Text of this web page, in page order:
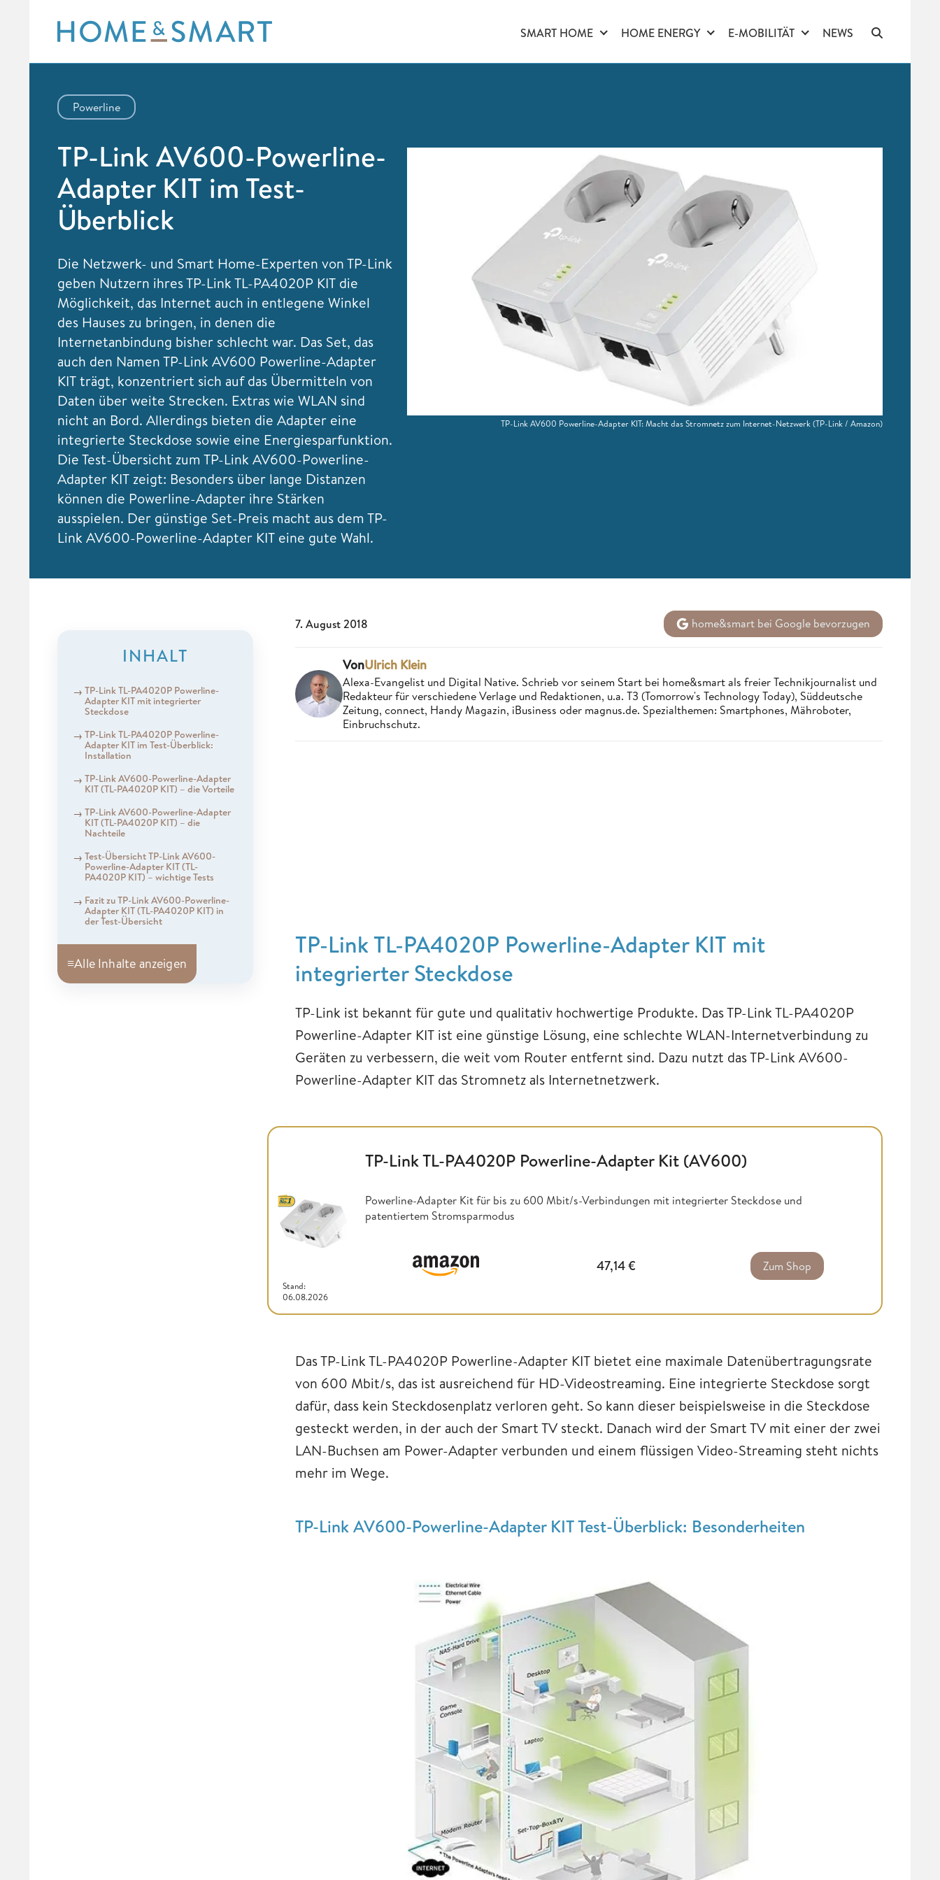
content
SMART HOME HOME ENERGY E-MOBILITÄT NEWS
Powerline
TP-Link AV600-Powerline-
Adapter KIT im Test-
Überblick
Die Netzwerk- und Smart Home-Experten von TP-Link
geben Nutzern ihres TP-Link TL-PA4020P KIT die
Möglichkeit, das Internet auch in entlegene Winkel
des Hauses zu bringen, in denen die
Internetanbindung bisher schlecht war. Das Set, das
auch den Namen TP-Link AV600 Powerline-Adapter
KIT trägt, konzentriert sich auf das Übermitteln von
Daten über weite Strecken. Extras wie WLAN sind
nicht an Bord. Allerdings bieten die Adapter eine
integrierte Steckdose sowie eine Energiesparfunktion.
Die Test-Übersicht zum TP-Link AV600-Powerline-
Adapter KIT zeigt: Besonders über lange Distanzen
können die Powerline-Adapter ihre Stärken
ausspielen. Der günstige Set-Preis macht aus dem TP-
Link AV600-Powerline-Adapter KIT eine gute Wahl.
TP-Link AV600 Powerline-Adapter KIT: Macht das Stromnetz zum Internet-Netzwerk(TP-Link / Amazon)
INHALT
TP-Link TL-PA4020P Powerline-
Adapter KIT mit integrierter
Steckdose
TP-Link TL-PA4020P Powerline-
Adapter KIT im Test-Überblick:
Installation
TP-Link AV600-Powerline-Adapter
KIT (TL-PA4020P KIT) – die Vorteile
TP-Link AV600-Powerline-Adapter
KIT (TL-PA4020P KIT) – die
Nachteile
Test-Übersicht TP-Link AV600-
Powerline-Adapter KIT (TL-
PA4020P KIT) – wichtige Tests
Fazit zu TP-Link AV600-Powerline-
Adapter KIT (TL-PA4020P KIT) in
der Test-Übersicht
≡Alle Inhalte anzeigen
7. August 2018 home&smart bei Google bevorzugen
VonUlrich Klein
Alexa-Evangelist und Digital Native. Schrieb vor seinem Start bei home&smart als freier Technikjournalist und
Redakteur für verschiedene Verlage und Redaktionen, u.a. T3 (Tomorrow's Technology Today), Süddeutsche
Zeitung, connect, Handy Magazin, iBusiness oder magnus.de. Spezialthemen: Smartphones, Mähroboter,
Einbruchschutz.
TP-Link TL-PA4020P Powerline-Adapter KIT mit
integrierter Steckdose
TP-Link ist bekannt für gute und qualitativ hochwertige Produkte. Das TP-Link TL-PA4020P
Powerline-Adapter KIT ist eine günstige Lösung, eine schlechte WLAN-Internetverbindung zu
Geräten zu verbessern, die weit vom Router entfernt sind. Dazu nutzt das TP-Link AV600-
Powerline-Adapter KIT das Stromnetz als Internetnetzwerk.
Stand:
06.08.2026
TP-Link TL-PA4020P Powerline-Adapter Kit (AV600)
Powerline-Adapter Kit für bis zu 600 Mbit/s-Verbindungen mit integrierter Steckdose und
patentiertem Stromsparmodus
47,14€ Zum Shop
Das TP-Link TL-PA4020P Powerline-Adapter KIT bietet eine maximale Datenübertragungsrate
von 600 Mbit/s, das ist ausreichend für HD-Videostreaming. Eine integrierte Steckdose sorgt
dafür, dass kein Steckdosenplatz verloren geht. So kann dieser beispielsweise in die Steckdose
gesteckt werden, in der auch der Smart TV steckt. Danach wird der Smart TV mit einer der zwei
LAN-Buchsen am Power-Adapter verbunden und einem flüssigen Video-Streaming steht nichts
mehr im Wege.
TP-Link AV600-Powerline-Adapter KIT Test-Überblick: Besonderheiten